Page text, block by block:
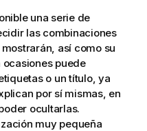
una serie de
las combinaciones
así como su
ocasiones puede
o un título, ya
por sí mismas, en
ocultarlas.
muy pequeña